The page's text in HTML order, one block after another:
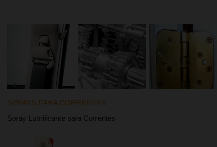
SPRAYS PARA CORRENTES
Spray Lubrificante para Correntes